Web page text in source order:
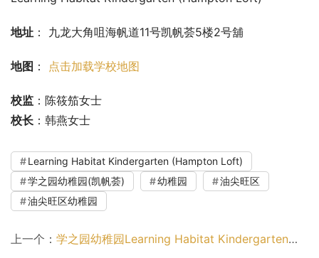
地址 ： 九龙大角咀海帆道11号凯帆荟5楼2号舖
地图 ： 点击加载学校地图
校监 ：陈筱笳女士
校长 ：韩燕女士
Learning Habitat Kindergarten (Hampton Loft)
学之园幼稚园(凯帆荟)
幼稚园
油尖旺区
油尖旺区幼稚园
上一个： 学之园幼稚园Learning Habitat Kindergarten（葵青区幼稚园）